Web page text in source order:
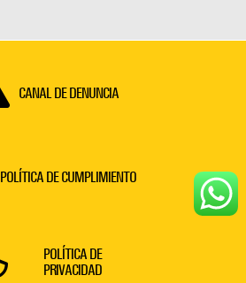
CANAL DE DENUNCIA
POLÍTICA DE CUMPLIMIENTO
POLÍTICA DE
PRIVACIDAD